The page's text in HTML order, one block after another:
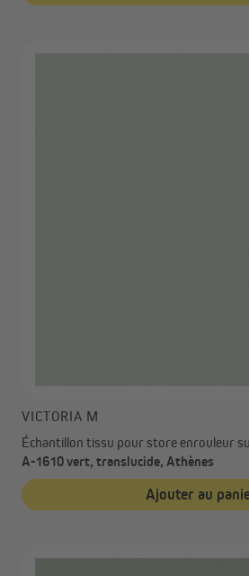
VICTORIA M
Échantillon tissu pour store enrouleur
A-1610 vert, translucide, Athènes
Ajouter au